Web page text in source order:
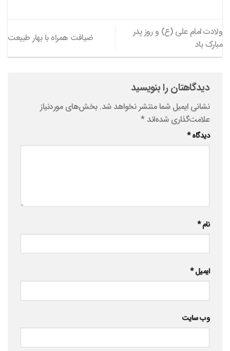
ولادت امام علی (ع) و روز پدر
مبارک باد
ضیافت همراه با بهار طبیعت
دیدگاهتان را بنویسید
نشانی ایمیل شما منتشر نخواهد شد. بخش‌های موردنیاز
علامت‌گذاری شده‌اند*
دیدگاه*
نام*
ایمیل*
وب‌ سایت